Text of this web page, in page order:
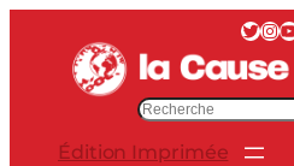
contenu
Twitter InstagramYouTube
Édition Imprimée